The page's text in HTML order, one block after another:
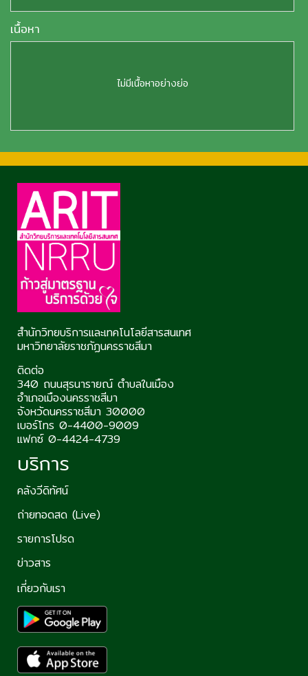
เนื้อหา
ไม่มีเนื้อหาอย่างย่อ
สำนักวิทยบริการและเทคโนโลยีสารสนเทศ
มหาวิทยาลัยราชภัฏนครราชสีมา
ติดต่อ
340 ถนนสุรนารายณ์ ตำบลในเมือง
อำเภอเมืองนครราชสีมา
จังหวัดนครราชสีมา 30000
เบอร์โทร 0-4400-9009
แฟกซ์ 0-4424-4739
บริการ
คลังวีดิทัศน์
ถ่ายทอดสด (Live)
รายการโปรด
ข่าวสาร
เกี่ยวกับเรา